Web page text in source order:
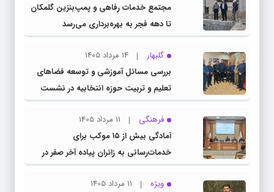
مجتمع خدمات رفاهی و پمپ‌بنزین گلمکان
تا دهه فجر به بهره‌برداری می‌رسد
گلبهار
14 مرداد 1405
بررسی مسائل آموزشی و توسعه فضاهای
تعلیم و تربیت حوزه انتخابیه در نشست
مشترک عضو کمیسیون آموزش مجلس با
مدیرکل آموزش و پرورش خراسان رضوی
فرهنگی
11 مرداد 1405
آمادگی بیش از ۱۵ موکب برای
خدمات‌رسانی به زائران پیاده آخر صفر در
شهرستان چناران
ویژه
11 مرداد 1405